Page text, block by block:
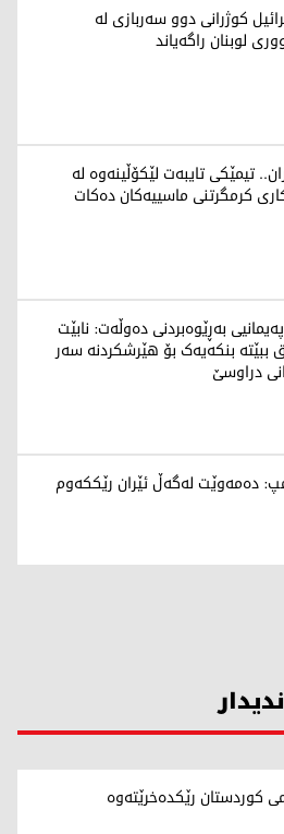
کوژرانی دوو سەربازی لە
لوبنان راگەیاند
تیمێکی تایبەت لێکۆڵینەوە لە
کرمگرتنی ماسییەکان دەکات
بەڕێوەبردنی دەوڵەت: نابێت
ببێتە بنکەیەک بۆ هێرشکردنە سەر
دراوسێ
دەمەوێت لەگەڵ ئێران رێککەوم
کوردستان رێکدەخرێتەوە